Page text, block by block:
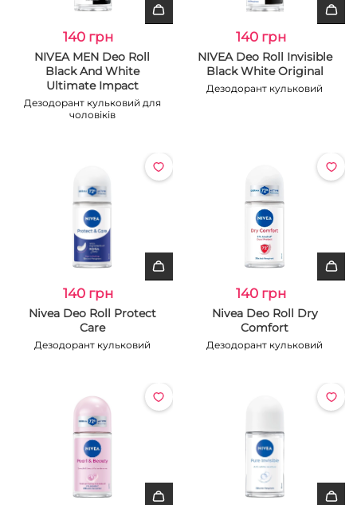
140 грн
NIVEA MEN Deo Roll
Black And White
Ultimate Impact
Дезодорант кульковий для
чоловіків
140 грн
NIVEA Deo Roll Invisible
Black White Original
Дезодорант кульковий
140 грн
Nivea Deo Roll Protect
Care
Дезодорант кульковий
140 грн
Nivea Deo Roll Dry
Comfort
Дезодорант кульковий